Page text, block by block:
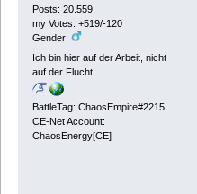
Posts: 20.559
my Votes: +519/-120
Gender:
Ich bin hier auf der Arbeit, nicht
auf der Flucht
BattleTag: ChaosEmpire#2215
CE-Net Account:
ChaosEnergy[CE]